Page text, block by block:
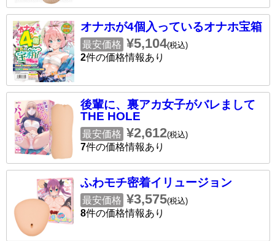
オナホが4個入っているオナホ宝箱
最安価格 ¥5,104(税込)
2件の価格情報あり
後輩に、裏アカ女子がバレまして
THE HOLE
最安価格 ¥2,612(税込)
7件の価格情報あり
ふわモチ密着イリュージョン
最安価格 ¥3,575(税込)
8件の価格情報あり